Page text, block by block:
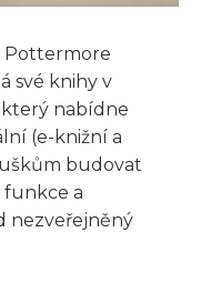
Pottermore
své knihy v
nabídne
(e-knižní a
budovat
funkce a
nezveřejněný